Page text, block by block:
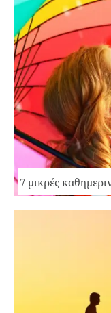
7 μικρές